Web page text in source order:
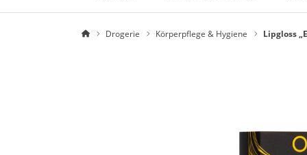
Startseite
Drogerie Körperpflege & Hygiene Lipgloss